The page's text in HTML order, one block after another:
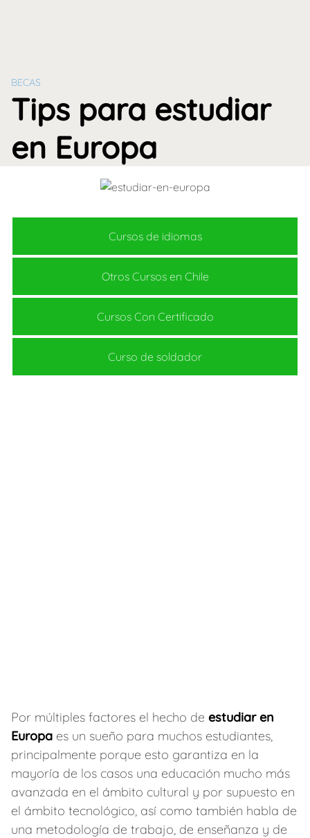
BECAS
Tips para estudiar
en Europa
Cursos de idiomas
Otros Cursos en Chile
Cursos Con Certificado
Curso de soldador
Por múltiples factores el hecho de estudiar en
Europa es un sueño para muchos estudiantes,
principalmente porque esto garantiza en la
mayoría de los casos una educación mucho más
avanzada en el ámbito cultural y por supuesto en
el ámbito tecnológico, así como también habla de
una metodología de trabajo, de enseñanza y de